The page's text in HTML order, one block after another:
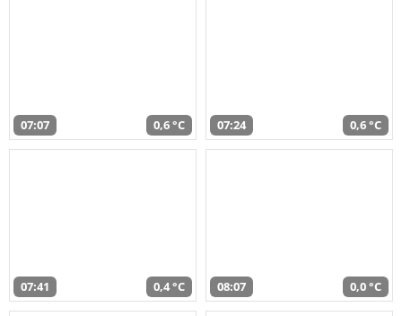
07:07 0,6 °C 07:24 0,6 °C
07:41 0,4 °C 08:07 0,0 °C